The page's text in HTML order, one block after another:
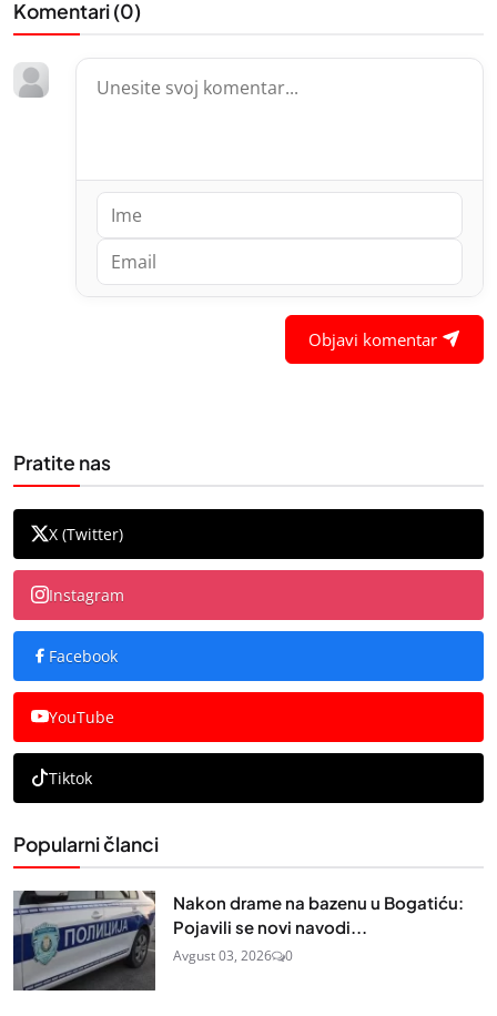
Komentari (0)
Objavi komentar
Pratite nas
X (Twitter)
Instagram
Facebook
YouTube
Tiktok
Popularni članci
Nakon drame na bazenu u Bogatiću:
Pojavili se novi navodi...
Avgust 03, 2026 0